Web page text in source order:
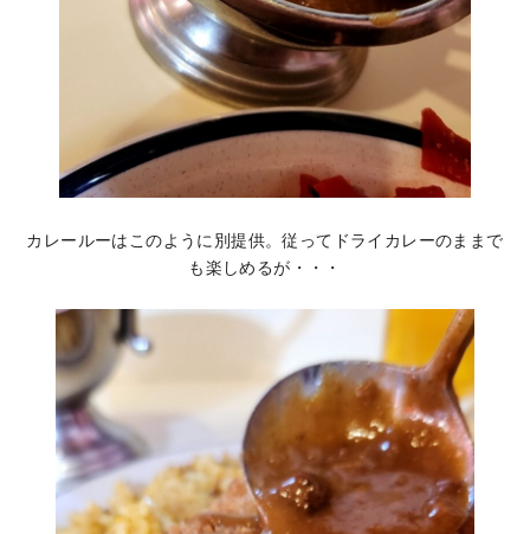
カレールーはこのように別提供。従ってドライカレーのままで
も楽しめるが・・・